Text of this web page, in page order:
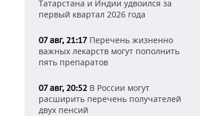
Татарстана и Индии удвоился за
первый квартал 2026 года
07 авг, 21:17 Перечень жизненно
важных лекарств могут пополнить
пять препаратов
07 авг, 20:52 В России могут
расширить перечень получателей
двух пенсий